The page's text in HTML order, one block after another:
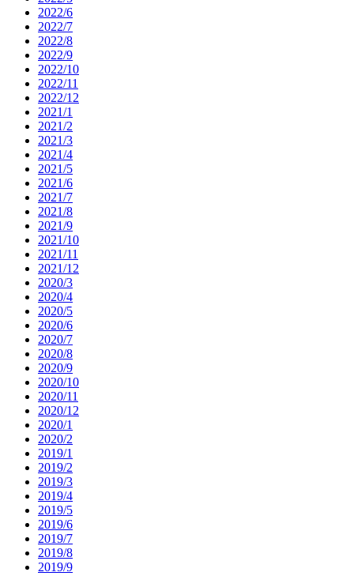
2022/6
2022/7
2022/8
2022/9
2022/10
2022/11
2022/12
2021/1
2021/2
2021/3
2021/4
2021/5
2021/6
2021/7
2021/8
2021/9
2021/10
2021/11
2021/12
2020/3
2020/4
2020/5
2020/6
2020/7
2020/8
2020/9
2020/10
2020/11
2020/12
2020/1
2020/2
2019/1
2019/2
2019/3
2019/4
2019/5
2019/6
2019/7
2019/8
2019/9